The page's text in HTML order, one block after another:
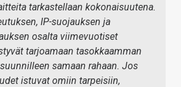
tarkastellaan kokonaisuutena.
IP-suojauksen ja
osalta viimevuotiset
tarjoamaan tasokkaamman
samaan rahaan. Jos
istuvat omiin tarpeisiin,